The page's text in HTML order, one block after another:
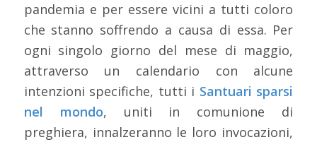
pandemia e per essere vicini a tutti coloro
che stanno soffrendo a causa di essa. Per
ogni singolo giorno del mese di maggio,
attraverso un calendario con alcune
intenzioni specifiche, tutti i Santuari sparsi
nel mondo, uniti in comunione di
preghiera, innalzeranno le loro invocazioni,